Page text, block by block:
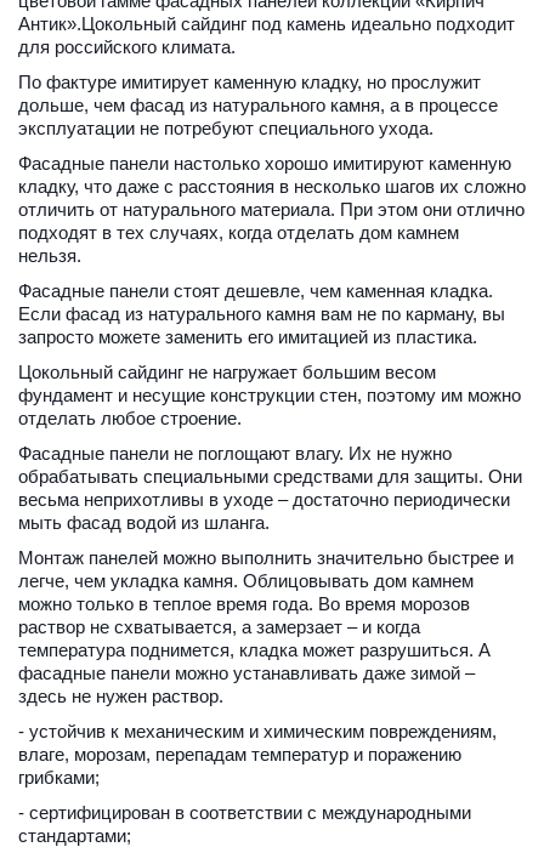
Антик».Цокольный сайдинг под камень идеально подходит
для российского климата.
По фактуре имитирует каменную кладку, но прослужит
дольше, чем фасад из натурального камня, а в процессе
эксплуатации не потребуют специального ухода.
Фасадные панели настолько хорошо имитируют каменную
кладку, что даже с расстояния в несколько шагов их сложно
отличить от натурального материала. При этом они отлично
подходят в тех случаях, когда отделать дом камнем
нельзя.
Фасадные панели стоят дешевле, чем каменная кладка.
Если фасад из натурального камня вам не по карману, вы
запросто можете заменить его имитацией из пластика.
Цокольный сайдинг не нагружает большим весом
фундамент и несущие конструкции стен, поэтому им можно
отделать любое строение.
Фасадные панели не поглощают влагу. Их не нужно
обрабатывать специальными средствами для защиты. Они
весьма неприхотливы в уходе – достаточно периодически
мыть фасад водой из шланга.
Монтаж панелей можно выполнить значительно быстрее и
легче, чем укладка камня. Облицовывать дом камнем
можно только в теплое время года. Во время морозов
раствор не схватывается, а замерзает – и когда
температура поднимется, кладка может разрушиться. А
фасадные панели можно устанавливать даже зимой –
здесь не нужен раствор.
- устойчив к механическим и химическим повреждениям,
влаге, морозам, перепадам температур и поражению
грибками;
- сертифицирован в соответствии с международными
стандартами;